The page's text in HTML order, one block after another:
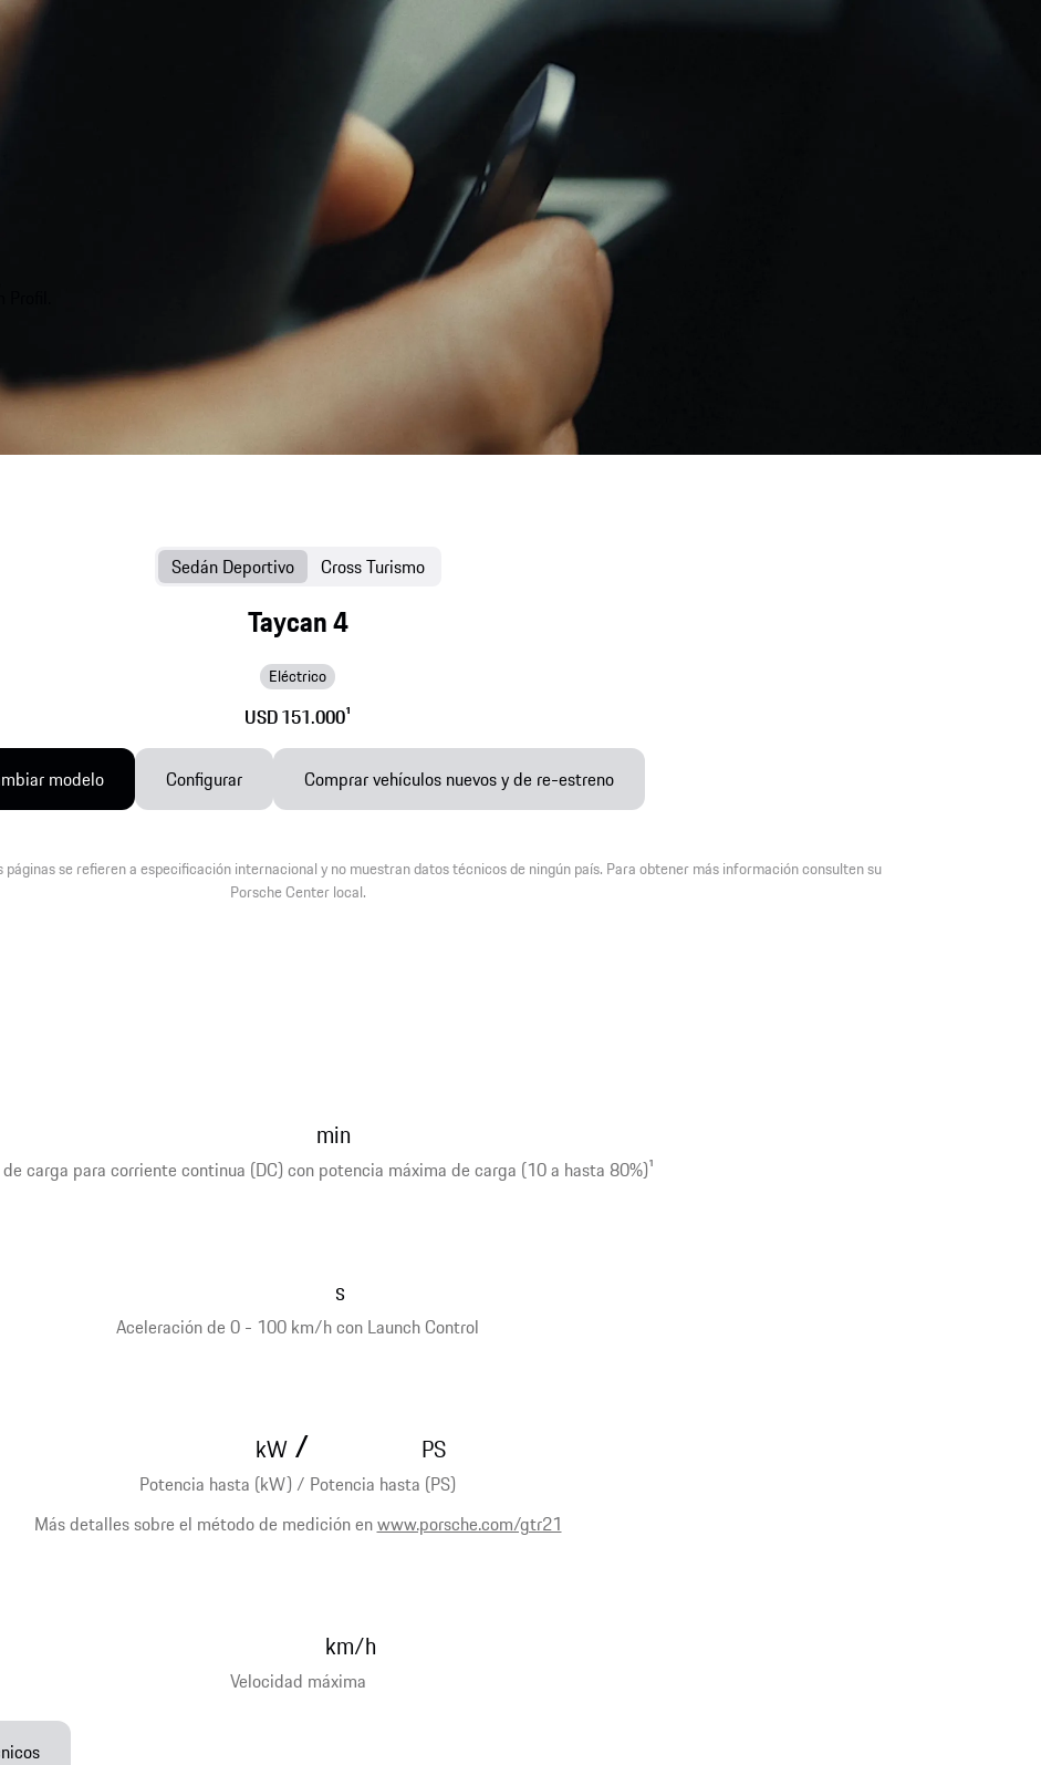
Taycan 4
Eléctrico
USD 151.0001
Sedán Deportivo Cross Turismo
modelo Configurar Comprar vehículos nuevos y de re-estreno
se refieren a especificación internacional y no muestran datos técnicos de ningún país. Para obtener más información consulten su
Porsche Center local.
carga para corriente continua (DC) con potencia máxima de carga (10 a hasta 80%)1
min
Aceleración de 0 - 100 km/h con Launch Control
s
Potencia hasta (kW) / Potencia hasta (PS)
Más detalles sobre el método de medición enwww.porsche.com/gtr21
kW / PS
Velocidad máxima
km/h